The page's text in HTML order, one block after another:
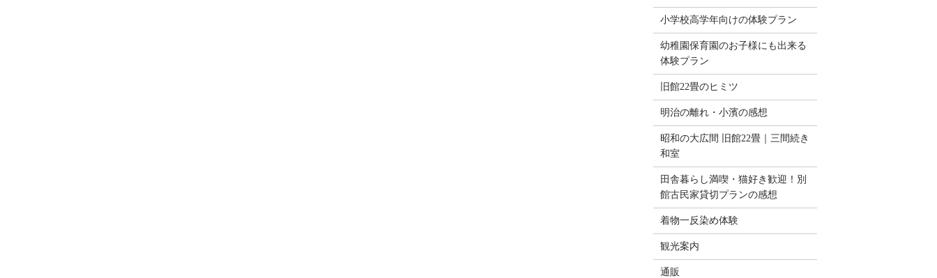
小学校高学年向けの体験プラン
幼稚園保育園のお子様にも出来る
体験プラン
旧館22畳のヒミツ
明治の離れ・小濱の感想
昭和の大広間 旧館22畳｜三間続き
和室
田舎暮らし満喫・猫好き歓迎！別
館古民家貸切プランの感想
着物一反染め体験
観光案内
通販